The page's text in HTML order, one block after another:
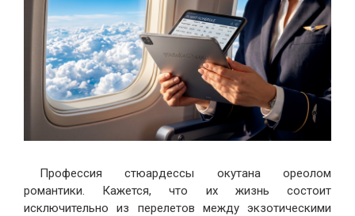
Профессия стюардессы окутана ореолом
романтики. Кажется, что их жизнь состоит
исключительно из перелетов между экзотическими